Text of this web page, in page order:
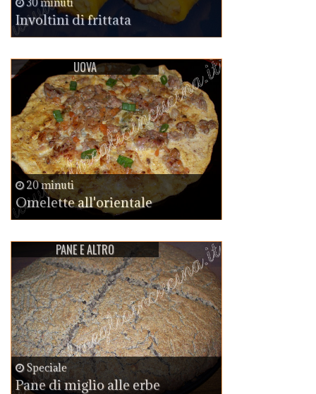
Involtini di frittata
UOVA
20 minuti
Omelette all'orientale
PANE E ALTRO
Speciale
Pane di miglio alle erbe